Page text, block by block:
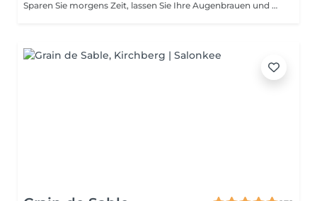
Sparen Sie morgens Zeit, lassen Sie Ihre Augenbrauen und Wimpern machen! Wie wird die Formgebung, das Färben Augenbrauen und Wimpern durchgeführt? - Beratung (um die perfekte Form und Farbe zu besprechen) - Vorbereitung (Augenbrauen werden gewaschen und markiert) - wachsen (Überschüssige Haare werden mit Wachs entfernt) - zupfen (Überschüssige Haare werden mit einer Pinzette entfernt) - färben (Farbe oder Henna wird aufgetragen) - Überschüssige Farbe wird entfernt - Antiseptikum und Creme werden aufgetragen - Wimpern werden gewaschen - Augencreme wird aufgetragen - Klebeband und die Patches werden aufgetragen - färben - Klebeband und die Patches werden entfernt Altersbeschränkungen: empfohlenes Mindestalter ab 14 Jahren. Empfehlungen nach dem Eingriff: die Augenbrauen und Wimpern vor 24 Stunden nicht nass machen und kein Make-up auftragen. Frequenz: einmal in 3-4 Wochen.